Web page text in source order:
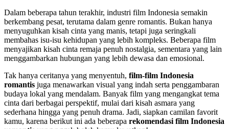
Dalam beberapa tahun terakhir, industri film Indonesia semakin
berkembang pesat, terutama dalam genre romantis. Bukan hanya
menyuguhkan kisah cinta yang manis, tetapi juga seringkali
membahas isu-isu kehidupan yang lebih kompleks. Beberapa film
menyajikan kisah cinta remaja penuh nostalgia, sementara yang lain
menggambarkan hubungan yang lebih dewasa dan emosional.
Tak hanya ceritanya yang menyentuh, film-film Indonesia
romantis juga menawarkan visual yang indah serta penggambaran
budaya lokal yang mendalam. Banyak film yang mengangkat tema
cinta dari berbagai perspektif, mulai dari kisah asmara yang
sederhana hingga yang penuh drama. Jadi, siapkan camilan favorit
kamu, karena berikut ini ada beberapa rekomendasi film Indonesia